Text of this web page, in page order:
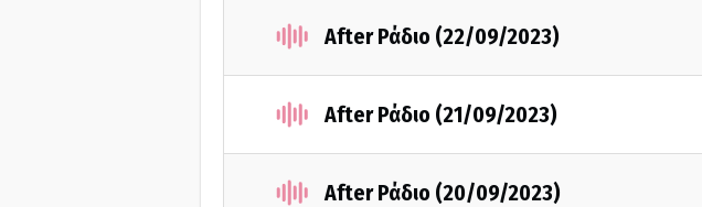
After Ράδιο (22/09/2023)
After Ράδιο (21/09/2023)
After Ράδιο (20/09/2023)